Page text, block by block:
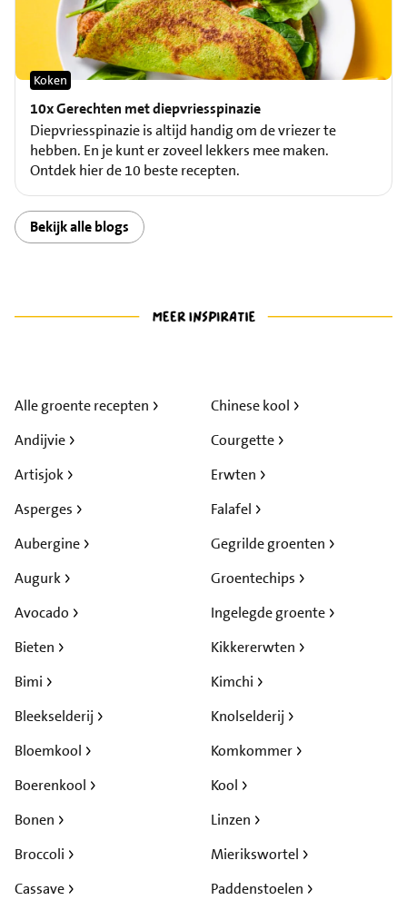
10x Gerechten met diepvriesspinazie
Koken
Diepvriesspinazie is altijd handig om de vriezer te
hebben. En je kunt er zoveel lekkers mee maken.
Ontdek hier de 10 beste recepten.
Bekijk alle blogs
Alle groente recepten
Andijvie
Artisjok
Asperges
Aubergine
Augurk
Avocado
Bieten
Bimi
Bleekselderij
Bloemkool
Boerenkool
Bonen
Broccoli
Cassave
Chinese kool
Courgette
Erwten
Falafel
Gegrilde groenten
Groentechips
Ingelegde groente
Kikkererwten
Kimchi
Knolselderij
Komkommer
Kool
Linzen
Mierikswortel
Paddenstoelen